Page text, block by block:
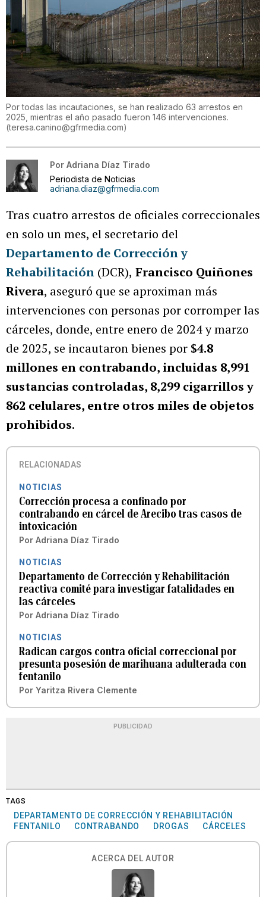
Por todas las incautaciones, se han realizado 63 arrestos en
2025, mientras el año pasado fueron 146 intervenciones.
(teresa.canino@gfrmedia.com)
Por Adriana Díaz Tirado
Periodista de Noticias
adriana.diaz@gfrmedia.com
Tras cuatro arrestos de oficiales correccionales
en solo un mes, el secretario del
Departamento de Corrección y
Rehabilitación (DCR), Francisco Quiñones
Rivera, aseguró que se aproximan más
intervenciones con personas por corromper las
cárceles, donde, entre enero de 2024 y marzo
de 2025, se incautaron bienes por $4.8
millones en contrabando, incluidas 8,991
sustancias controladas, 8,299 cigarrillos y
862 celulares, entre otros miles de objetos
prohibidos.
RELACIONADAS
NOTICIAS
Corrección procesa a confinado por
contrabando en cárcel de Arecibo tras casos de
intoxicación
Por Adriana Díaz Tirado
NOTICIAS
Departamento de Corrección y Rehabilitación
reactiva comité para investigar fatalidades en
las cárceles
Por Adriana Díaz Tirado
NOTICIAS
Radican cargos contra oficial correccional por
presunta posesión de marihuana adulterada con
fentanilo
Por Yaritza Rivera Clemente
PUBLICIDAD
TAGS
DEPARTAMENTO DE CORRECCIÓN Y REHABILITACIÓN
FENTANILO
CONTRABANDO DROGAS CÁRCELES
ACERCA DEL AUTOR